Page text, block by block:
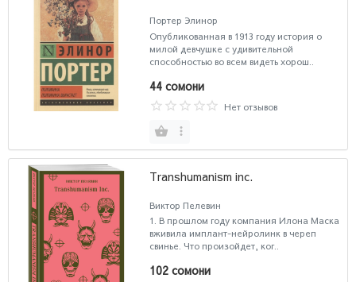
Портер Элинор
Опубликованная в 1913 году история о
милой девчушке с удивительной
способностью во всем видеть хорош..
44 сомони
Нет отзывов
Transhumanism inc.
Виктор Пелевин
1. В прошлом году компания Илона Маска
вживила имплант-нейролинк в череп
свинье. Что произойдет, ког..
102 сомони